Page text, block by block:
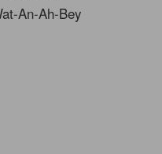
An-Ah-Bey